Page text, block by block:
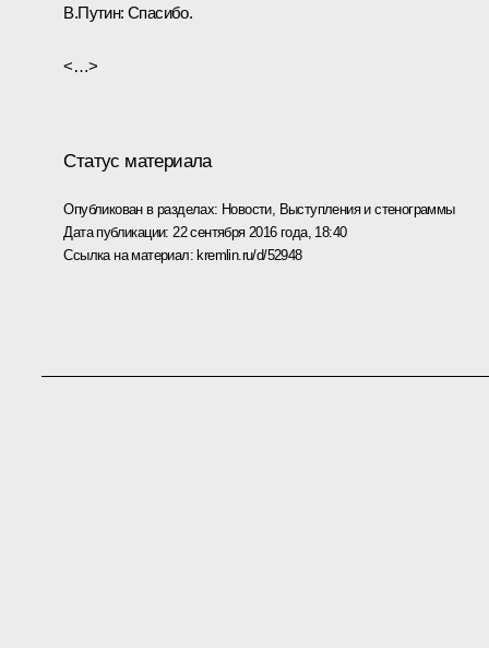
В.Путин: Спасибо.
<…>
Статус материала
Опубликован в разделах: Новости, Выступления и стенограммы
Дата публикации: 22 сентября 2016 года, 18:40
Ссылка на материал: kremlin.ru/d/52948